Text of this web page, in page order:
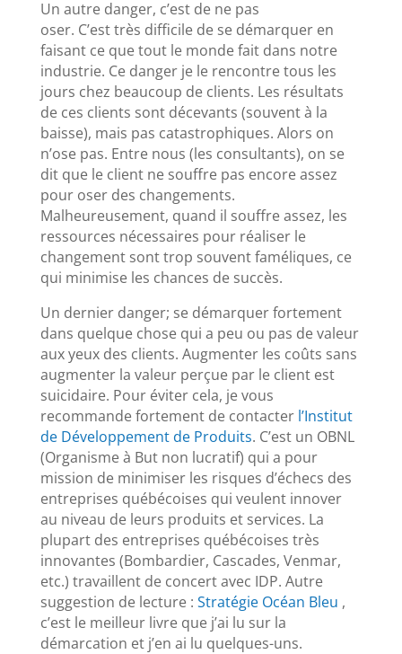
Un autre danger, c’est de ne pas
oser. C’est très difficile de se démarquer en
faisant ce que tout le monde fait dans notre
industrie. Ce danger je le rencontre tous les
jours chez beaucoup de clients. Les résultats
de ces clients sont décevants (souvent à la
baisse), mais pas catastrophiques. Alors on
n’ose pas. Entre nous (les consultants), on se
dit que le client ne souffre pas encore assez
pour oser des changements.
Malheureusement, quand il souffre assez, les
ressources nécessaires pour réaliser le
changement sont trop souvent faméliques, ce
qui minimise les chances de succès.
Un dernier danger; se démarquer fortement
dans quelque chose qui a peu ou pas de valeur
aux yeux des clients. Augmenter les coûts sans
augmenter la valeur perçue par le client est
suicidaire. Pour éviter cela, je vous
recommande fortement de contacter l’Institut
de Développement de Produits. C’est un OBNL
(Organisme à But non lucratif) qui a pour
mission de minimiser les risques d’échecs des
entreprises québécoises qui veulent innover
au niveau de leurs produits et services. La
plupart des entreprises québécoises très
innovantes (Bombardier, Cascades, Venmar,
etc.) travaillent de concert avec IDP. Autre
suggestion de lecture : Stratégie Océan Bleu ,
c’est le meilleur livre que j’ai lu sur la
démarcation et j’en ai lu quelques-uns.